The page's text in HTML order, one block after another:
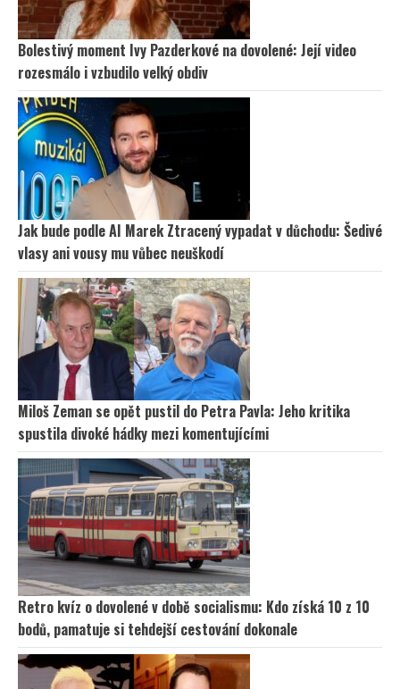
Bolestivý moment Ivy Pazderkové na dovolené: Její video
rozesmálo i vzbudilo velký obdiv
Jak bude podle AI Marek Ztracený vypadat v důchodu: Šedivé
vlasy ani vousy mu vůbec neuškodí
Miloš Zeman se opět pustil do Petra Pavla: Jeho kritika
spustila divoké hádky mezi komentujícími
Retro kvíz o dovolené v době socialismu: Kdo získá 10 z 10
bodů, pamatuje si tehdejší cestování dokonale